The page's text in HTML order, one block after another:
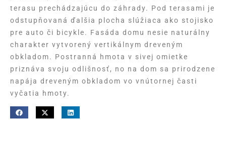
terasu prechádzajúcu do záhrady. Pod terasami je
odstupňovaná ďalšia plocha slúžiaca ako stojisko
pre auto či bicykle. Fasáda domu nesie naturálny
charakter vytvorený vertikálnym dreveným
obkladom. Postranná hmota v sivej omietke
priznáva svoju odlišnosť, no na dom sa prirodzene
napája dreveným obkladom vo vnútornej časti
vyčatia hmoty.